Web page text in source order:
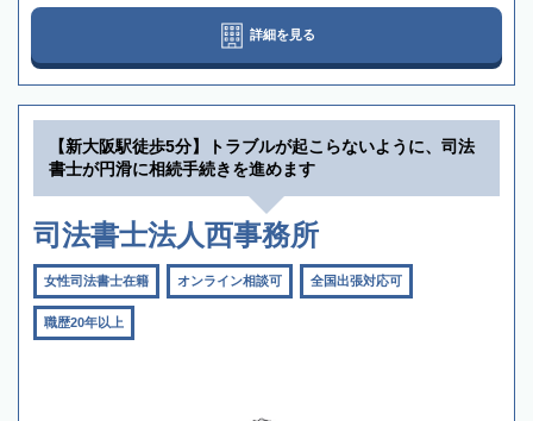
詳細を見る
【新大阪駅徒歩5分】トラブルが起こらないように、司法
書士が円滑に相続手続きを進めます
司法書士法人西事務所
女性司法書士在籍 オンライン相談可 全国出張対応可
職歴20年以上